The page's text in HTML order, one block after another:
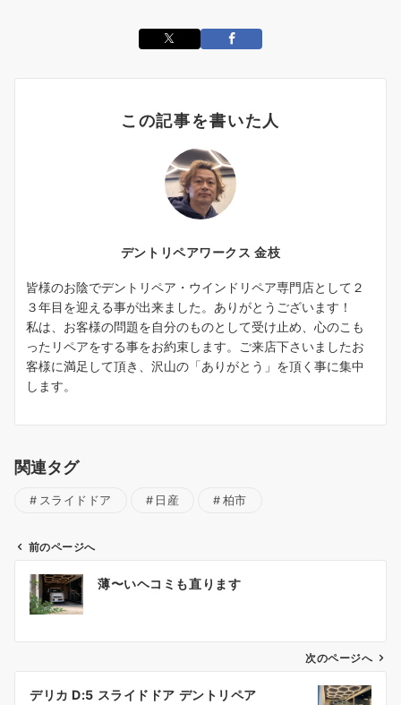
この記事を書いた人
デントリペアワークス 金枝
皆様のお陰でデントリペア・ウインドリペア専門店として２
３年目を迎える事が出来ました。ありがとうございます！
私は、お客様の問題を自分のものとして受け止め、心のこも
ったリペアをする事をお約束します。ご来店下さいましたお
客様に満足して頂き、沢山の「ありがとう」を頂く事に集中
します。
関連タグ
スライドドア 日産 柏市
前のページへ
薄〜いヘコミも直ります
次のページへ
デリカ D:5 スライドドア デントリペア